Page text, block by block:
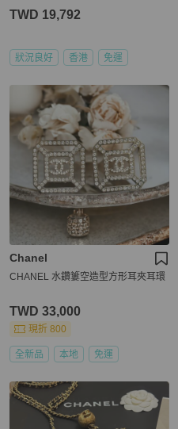
TWD 19,792
狀況良好 香港 免運
Chanel
CHANEL 水鑽簍空造型方形耳夾耳環
TWD 33,000
現折 800
全新品 本地 免運